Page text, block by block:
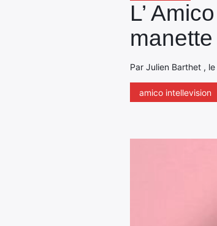
L’
manette
Par Julien Barthet ,
amico intellevision